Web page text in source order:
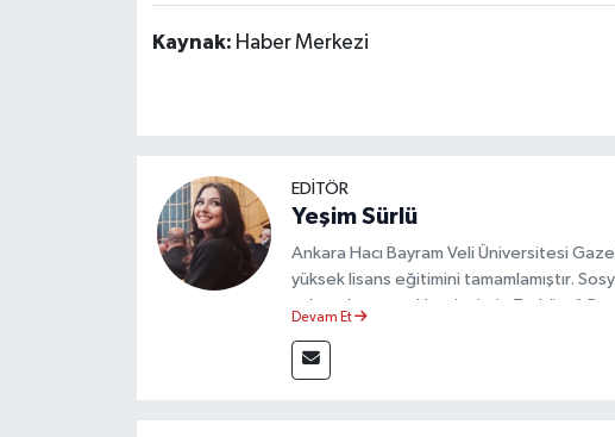
Kaynak: Haber Merkezi
EDİTÖR
Yeşim Sürlü
Ankara Hacı Bayram Veli Üniversitesi
yüksek lisans eğitimini tamamlamıştır.
çalışmalar gerçekleştirmiştir. Taşköprü
Devam Et